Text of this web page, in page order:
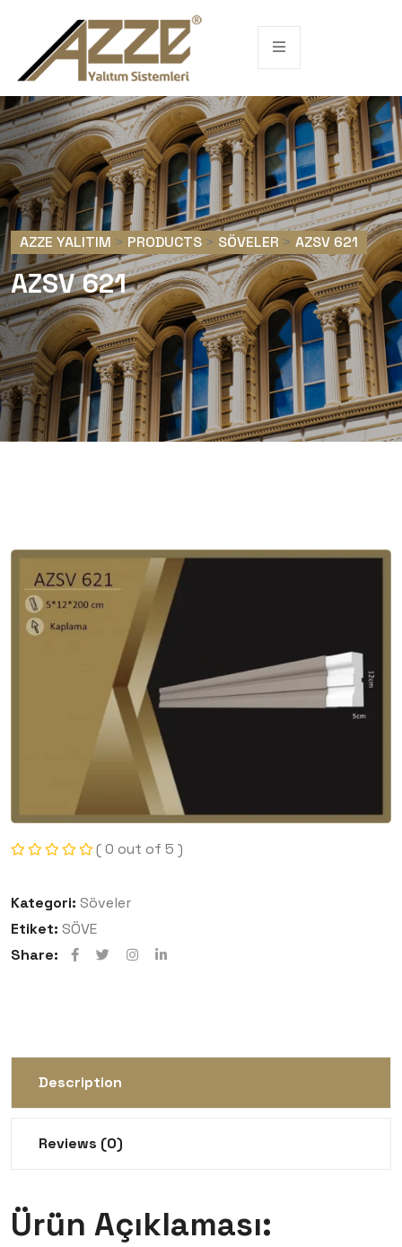
AZZE YALITIM > PRODUCTS > SÖVELER > AZSV 621
AZSV 621
( 0 out of 5 )
Kategori: Söveler
Etiket: SÖVE
Share:
Description
Reviews (0)
Ürün Açıklaması: